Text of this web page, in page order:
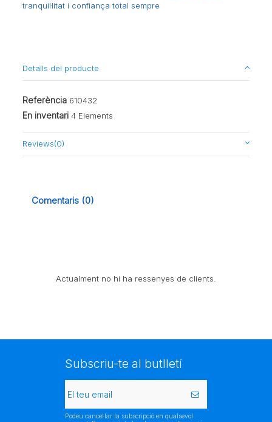
tranquil·litat i confiança total sempre
Detalls del producte
Referència 610432
En inventari 4 Elements
Reviews(0)
Comentaris (0)
Actualment no hi ha ressenyes de clients.
Subscriu-te al butlletí
Podeu cancel·lar la subscripció en qualsevol